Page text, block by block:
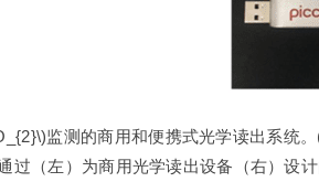
监测的商用和便携式光学读出系统
过（左）为商用光学读出设备（右）设